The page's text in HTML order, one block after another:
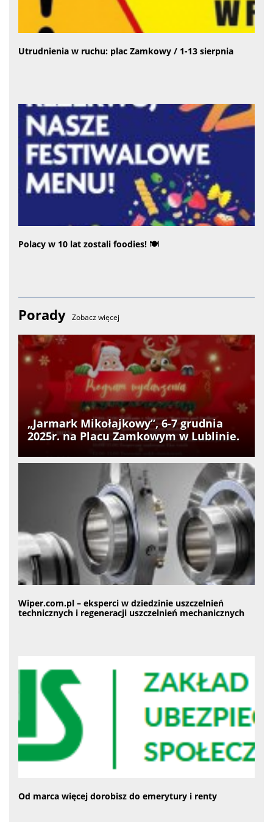
Utrudnienia w ruchu: plac Zamkowy / 1-13 sierpnia
Polacy w 10 lat zostali foodies! 🍽️
Porady Zobacz więcej
„Jarmark Mikołajkowy”, 6-7 grudnia
2025r. na Placu Zamkowym w Lublinie.
Wiper.com.pl – eksperci w dziedzinie uszczelnień
technicznych i regeneracji uszczelnień mechanicznych
Od marca więcej dorobisz do emerytury i renty